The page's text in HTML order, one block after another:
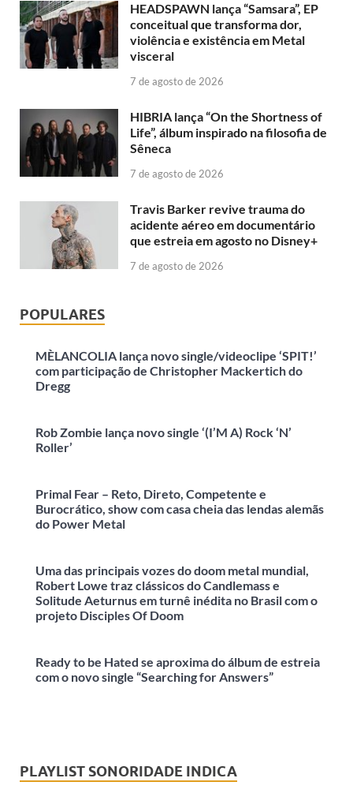
HEADSPAWN lança “Samsara”, EP
conceitual que transforma dor,
violência e existência em Metal
visceral
7 de agosto de 2026
HIBRIA lança “On the Shortness of
Life”, álbum inspirado na filosofia de
Sêneca
7 de agosto de 2026
Travis Barker revive trauma do
acidente aéreo em documentário
que estreia em agosto no Disney+
7 de agosto de 2026
POPULARES
MÈLANCOLIA lança novo single/videoclipe ‘SPIT!’
com participação de Christopher Mackertich do
Dregg
Rob Zombie lança novo single ‘(I’M A) Rock ‘N’
Roller’
Primal Fear – Reto, Direto, Competente e
Burocrático, show com casa cheia das lendas alemãs
do Power Metal
Uma das principais vozes do doom metal mundial,
Robert Lowe traz clássicos do Candlemass e
Solitude Aeturnus em turnê inédita no Brasil com o
projeto Disciples Of Doom
Ready to be Hated se aproxima do álbum de estreia
com o novo single “Searching for Answers”
PLAYLIST SONORIDADE INDICA